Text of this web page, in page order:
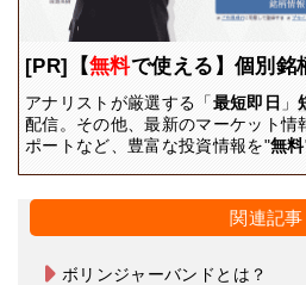
[PR]【無料で使える】個別銘
アナリストが厳選する「最短即日 」
配信。その他、最新のマーケット情
ポートなど、豊富な投資情報を"無料
関連記事
ボリンジャーバンドとは？